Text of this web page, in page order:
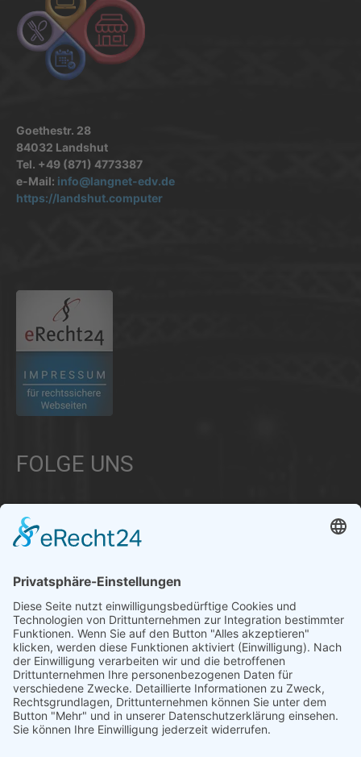
Goethestr. 28
84032 Landshut
Tel. +49 (871) 4773387
e-Mail: info@langnet-edv.de
https://landshut.computer
FOLGE UNS
Informationen aus Politik – Wirtschaft – Kultur – Umwelt –
Gesellschaft - Polizei und Feuerwehr – für die Region Bayern
Als regionales Unternehmen sind wir für Sie der direkte
Ansprechpartner, wenn es um die Online-Vermarktung Ihrer
Produkte und Dienstleistungen geht. Wir würden gerne für
Sie diese Aufgabe übernehmen.